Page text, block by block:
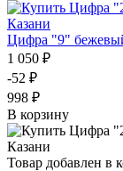
Цифра "9"
1 050 ₽
-52 ₽
998 ₽
В корзину
Товар добавлен в